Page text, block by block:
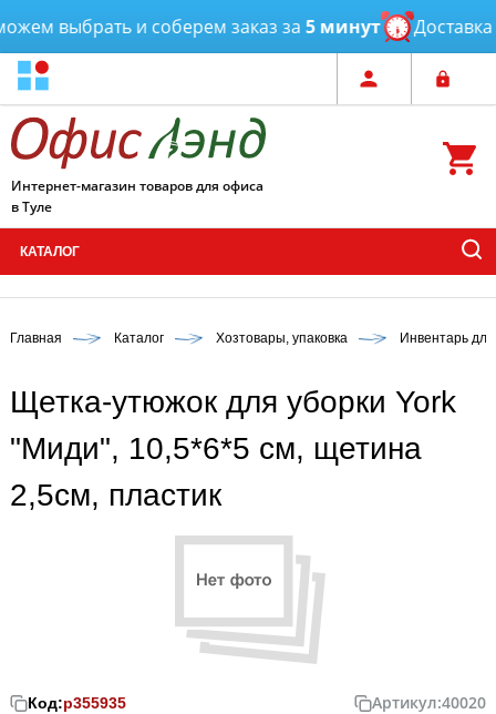
выбрать и соберем заказ за5 минут Доставка
Интернет-магазин товаров для офиса
в Туле
КАТАЛОГ
Главная Каталог Хозтовары, упаковка Инвентарь
Щетка-утюжок для уборки York
"Mиди", 10,5*6*5 см, щетина
2,5см, пластик
Код:р355935 Артикул:40020